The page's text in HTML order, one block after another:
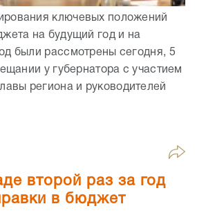
ключевых положений
на будущий год и на
были рассмотрены сегодня, 5
у губернатора с участием
региона и руководителей
второй раз за год
в бюджет